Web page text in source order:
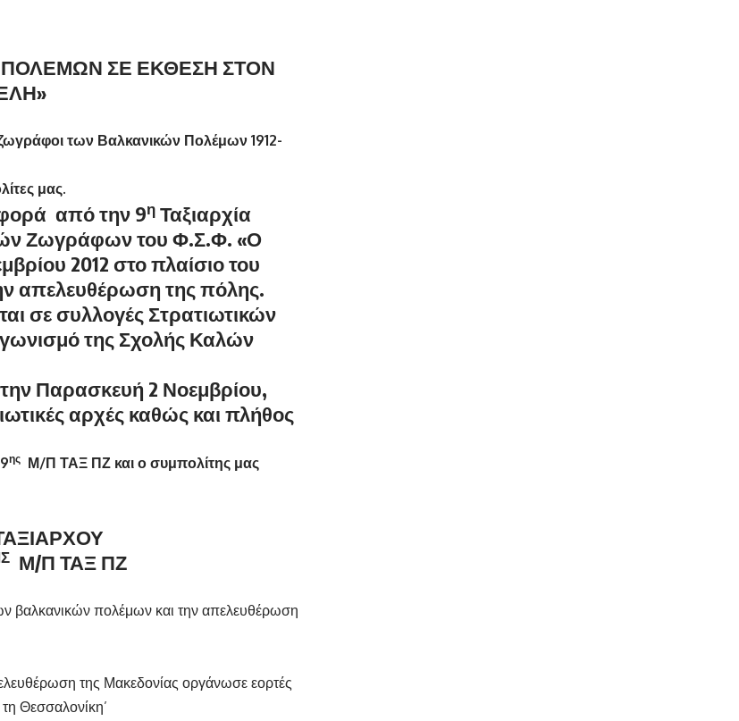
ΣΕ ΕΚΘΕΣΗ ΣΤΟΝ
των Βαλκανικών Πολέμων 1912-
μας.
από την 9η Ταξιαρχία
Ζωγράφων του Φ.Σ.Φ. «Ο
2012 στο πλαίσιο του
απελευθέρωση της πόλης.
σε συλλογές Στρατιωτικών
της Σχολής Καλών
την Παρασκευή 2 Νοεμβρίου,
αρχές καθώς και πλήθος
ης Μ/Π ΤΑΞ ΠΖ και ο συμπολίτης μας
Μ/Π ΤΑΞ ΠΖ
βαλκανικών πολέμων και την απελευθέρωση
της Μακεδονίας οργάνωσε εορτές
Θεσσαλονίκη’